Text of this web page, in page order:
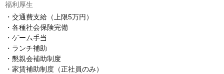
福利厚生
・交通費支給（上限5万円）
・各種社会保険完備
・ゲーム手当
・ランチ補助
・懇親会補助制度
・家賃補助制度（正社員のみ）